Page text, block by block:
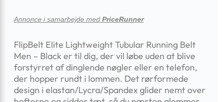
Annonce i samarbejde med PriceRunner
FlipBelt Elite Lightweight Tubular Running Belt
Men – Black er til dig, der vil løbe uden at blive
forstyrret af dinglende nøgler eller en telefon,
der hopper rundt i lommen. Det rørformede
design i elastan/Lycra/Spandex glider nemt over